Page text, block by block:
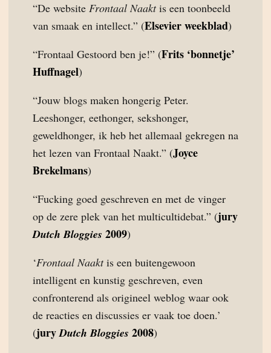
“De website Frontaal Naaktis een toonbeeld
van smaak en intellect.” (Elsevier weekblad)
“Frontaal Gestoord ben je!” (Frits ‘bonnetje’
Huffnagel)
“Jouw blogs maken hongerig Peter.
Leeshonger, eethonger, sekshonger,
geweldhonger, ik heb het allemaal gekregen na
het lezen van Frontaal Naakt.” (Joyce
Brekelmans)
“Fucking goed geschreven en met de vinger
op de zere plek van het multicultidebat.” (jury
Dutch Bloggies 2009)
‘Frontaal Naaktis een buitengewoon
intelligent en kunstig geschreven, even
confronterend als origineel weblog waar ook
de reacties en discussies er vaak toe doen.’
(juryDutch Bloggies 2008)